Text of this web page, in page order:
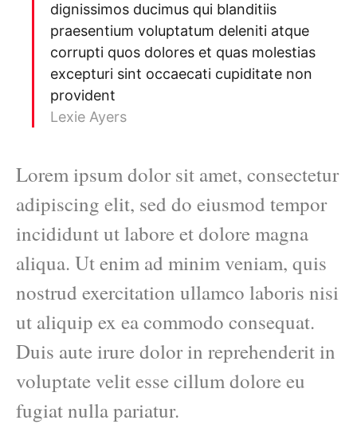
dignissimos ducimus qui blanditiis
praesentium voluptatum deleniti atque
corrupti quos dolores et quas molestias
excepturi sint occaecati cupiditate non
provident
Lexie Ayers
Lorem ipsum dolor sit amet, consectetur
adipiscing elit, sed do eiusmod tempor
incididunt ut labore et dolore magna
aliqua. Ut enim ad minim veniam, quis
nostrud exercitation ullamco laboris nisi
ut aliquip ex ea commodo consequat.
Duis aute irure dolor in reprehenderit in
voluptate velit esse cillum dolore eu
fugiat nulla pariatur.